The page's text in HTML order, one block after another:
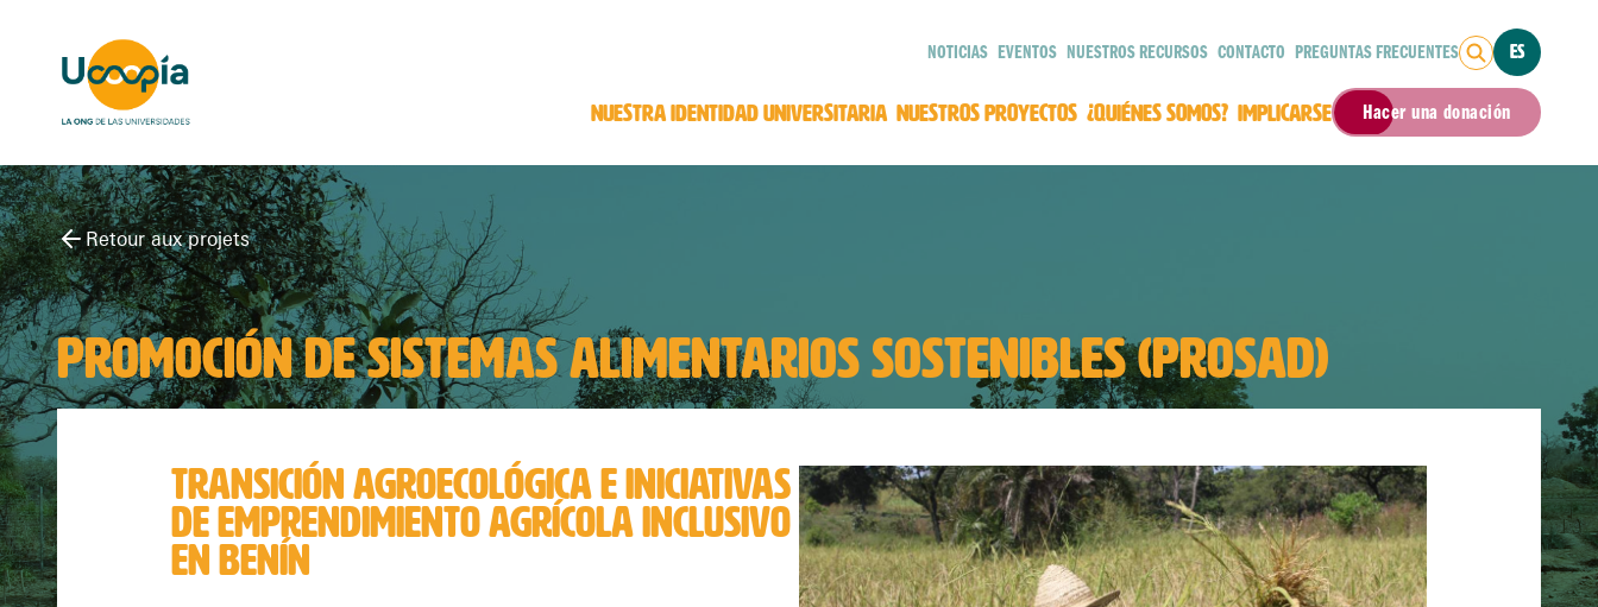
NOTICIAS EVENTOS NUESTROS RECURSOS CONTACTO PREGUNTAS FRECUENTES ES
NUESTRA IDENTIDAD UNIVERSITARIA NUESTROS PROYECTOS ¿QUIÉNES SOMOS? IMPLICARSE Hacer una donación
Retour aux projets
PROMOCIÓN DE SISTEMAS ALIMENTARIOS SOSTENIBLES (PROSAD)
TRANSICIÓN AGROECOLÓGICA E INICIATIVAS
DE EMPRENDIMIENTO AGRÍCOLA INCLUSIVO
EN BENÍN